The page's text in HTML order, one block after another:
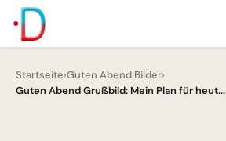
Startseite›Guten Abend Bilder›
Guten Abend Grußbild: Mein Plan für heut...